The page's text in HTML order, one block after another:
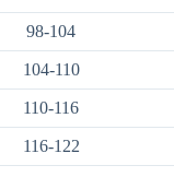
98-104
104-110
110-116
116-122